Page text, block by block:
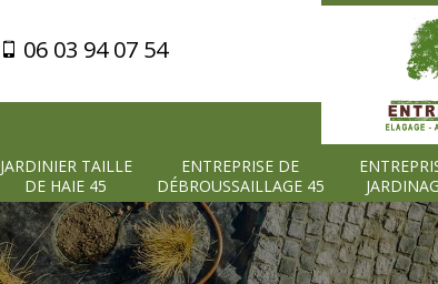
06 03 94 07 54
JARDINIER TAILLE
DE HAIE 45
ENTREPRISE DE
DÉBROUSSAILLAGE 45